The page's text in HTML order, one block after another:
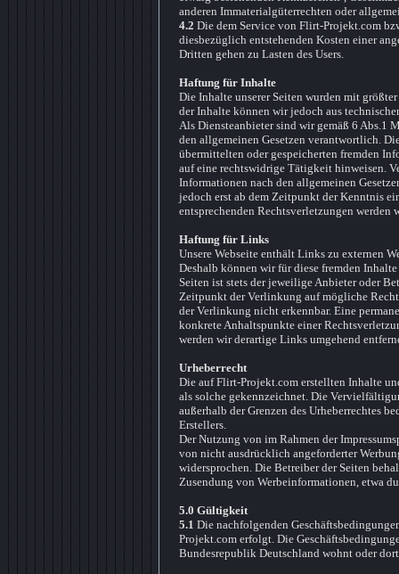
anderen Immaterialgüterrechten oder
4.2 Die dem Service von Flirt-Projekt.com
diesbezüglich entstehenden Kosten einer
Dritten gehen zu Lasten des Users.
Haftung für Inhalte
Die Inhalte unserer Seiten wurden mit
der Inhalte können wir jedoch aus
Als Diensteanbieter sind wir gemäß 6 Abs.1
den allgemeinen Gesetzen verantwortlich.
übermittelten oder gespeicherten fremden
auf eine rechtswidrige Tätigkeit hinweisen.
Informationen nach den allgemeinen
jedoch erst ab dem Zeitpunkt der Kenntnis
entsprechenden Rechtsverletzungen werden
Haftung für Links
Unsere Webseite enthält Links zu externen
Deshalb können wir für diese fremden
Seiten ist stets der jeweilige Anbieter oder
Zeitpunkt der Verlinkung auf mögliche
der Verlinkung nicht erkennbar. Eine
konkrete Anhaltspunkte einer
werden wir derartige Links umgehend
Urheberrecht
Die auf Flirt-Projekt.com erstellten Inhalte
als solche gekennzeichnet. Die
außerhalb der Grenzen des Urheberrechtes
Erstellers.
Der Nutzung von im Rahmen der
von nicht ausdrücklich angeforderter
widersprochen. Die Betreiber der Seiten
Zusendung von Werbeinformationen, etwa
5.0 Gültigkeit
5.1 Die nachfolgenden
Projekt.com erfolgt. Die
Bundesrepublik Deutschland wohnt oder